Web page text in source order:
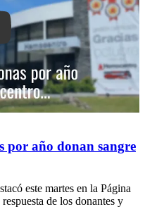
Alrededor de 35 mil personas
por año donan sangre
este martes en la Página
de los donantes y